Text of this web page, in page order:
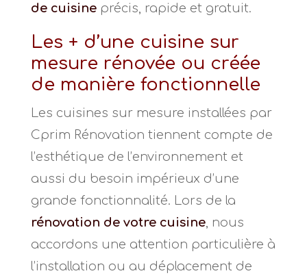
de cuisineprécis, rapide et gratuit.
Les + d’une cuisine sur
mesure rénovée ou créée
de manière fonctionnelle
Les cuisines sur mesure installées par
Cprim Rénovation tiennent compte de
l’esthétique de l’environnement et
aussi du besoin impérieux d’une
grande fonctionnalité. Lors de la
rénovation de votre cuisine, nous
accordons une attention particulière à
l’installation ou au déplacement de